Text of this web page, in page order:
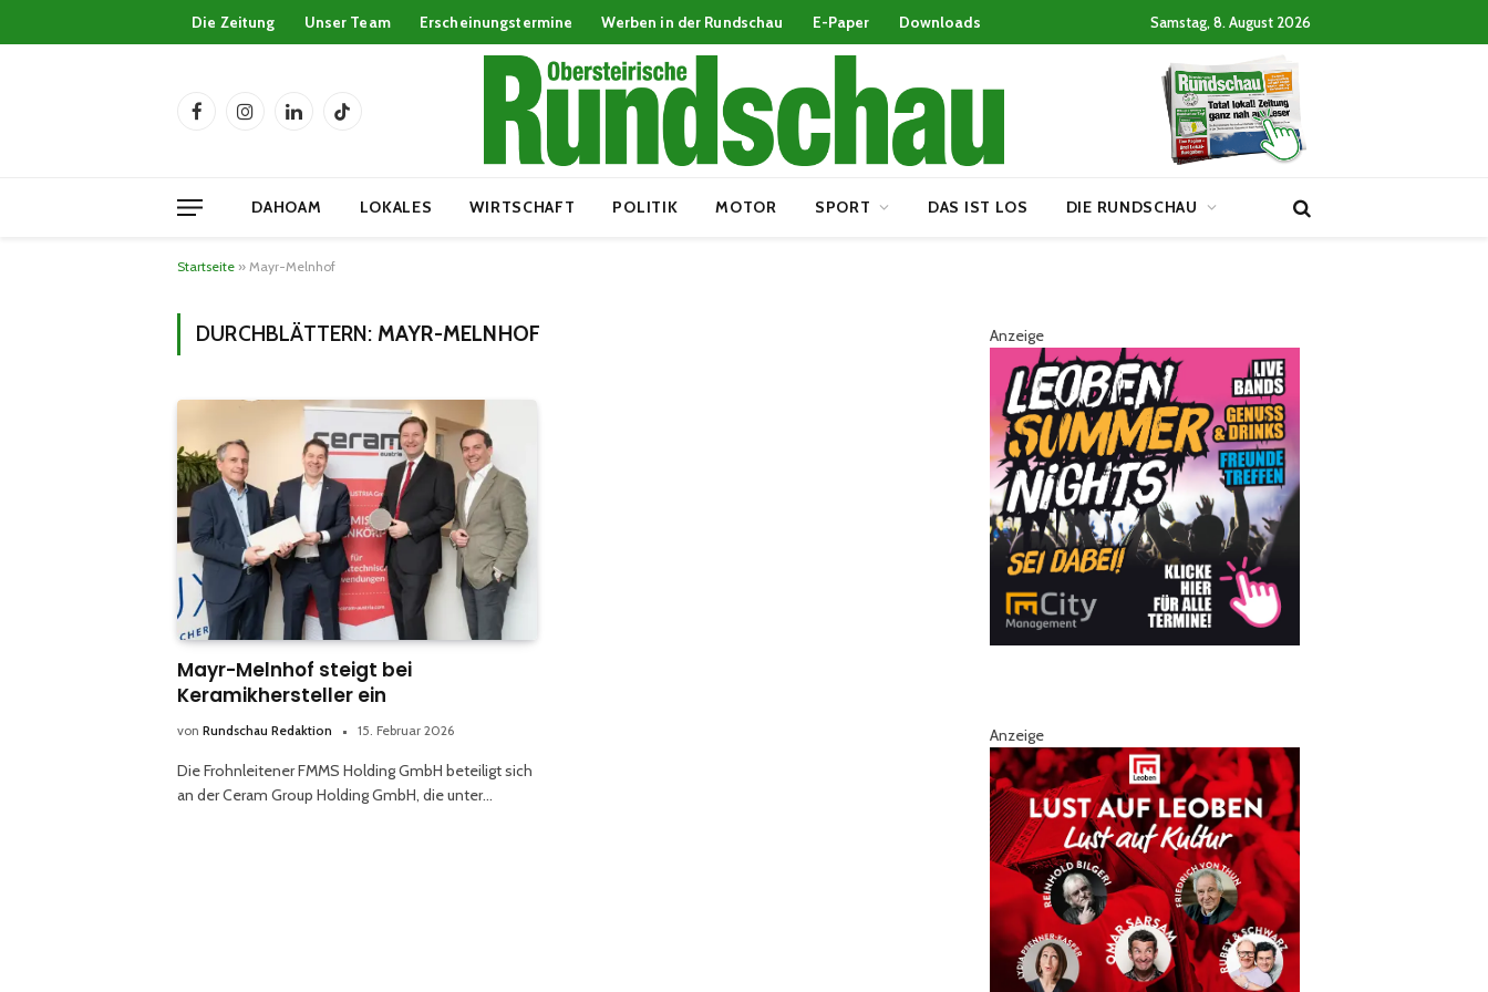
Die Zeitung Unser Team Erscheinungstermine Werben in der Rundschau E-Paper Downloads Samstag, 8. August 2026
FacebookInstagramLinkedInTikTok
DAHOAM LOKALES WIRTSCHAFT POLITIK MOTOR SPORT DAS IST LOS DIE RUNDSCHAU
Startseite » Mayr-Melnhof
DURCHBLÄTTERN: MAYR-MELNHOF
Mayr-Melnhof steigt bei
Keramikhersteller ein
von Rundschau Redaktion 15. Februar 2026
Die Frohnleitener FMMS Holding GmbH beteiligt sich
an der Ceram Group Holding GmbH, die unter…
Anzeige
Anzeige